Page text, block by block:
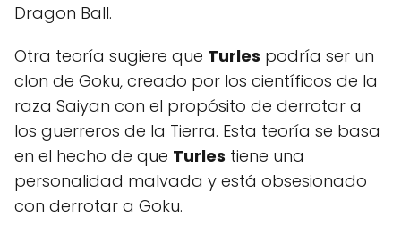
Dragon Ball.
Otra teoría sugiere que Turles podría ser un
clon de Goku, creado por los científicos de la
raza Saiyan con el propósito de derrotar a
los guerreros de la Tierra. Esta teoría se basa
en el hecho de que Turles tiene una
personalidad malvada y está obsesionado
con derrotar a Goku.